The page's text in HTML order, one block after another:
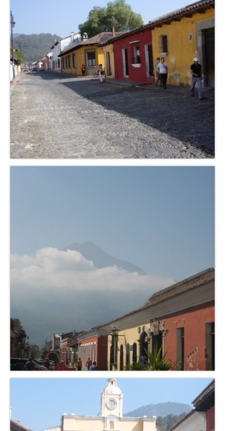
Cambodge
Cap-vert
Costa-Rica
Guatemala
Inde
Nicaragua
Vietnam
Les coulisses
Blogs voyage